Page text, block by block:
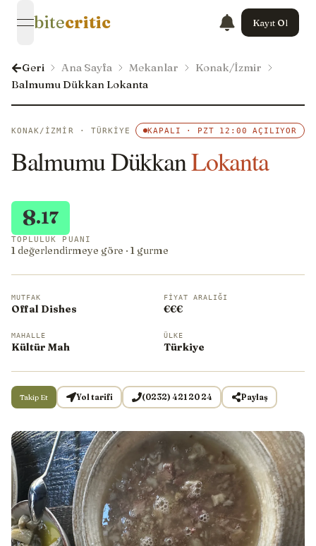
open navigation menu
bitecritic Kayıt Ol
Geri Ana Sayfa Mekanlar
Konak/İzmir
Balmumu Dükkan Lokanta
KONAK/İZMIR · TÜRKIYE KAPALI · PZT 12:00 AÇILIYOR
Balmumu DükkanLokanta
8.17
TOPLULUK PUANI
1 değerlendirmeye göre · 1 gurme
MUTFAK
Offal Dishes
FIYAT ARALIĞI
€€€
MAHALLE
Kültür Mah
ÜLKE
Türkiye
Takip Et Yol tarifi (0232) 421 20 24 Paylaş